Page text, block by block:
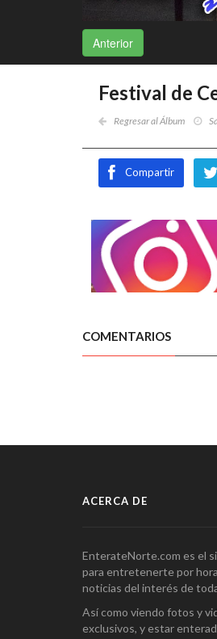
Anterior
Festival de
Regresar al Álbum
Compartir
COMENTARIOS
ACERCA DE
EnterateNorte.com es el
para entretenerte por
noticias del interés de
Así como viendo fotos y
exclusivos, y estar